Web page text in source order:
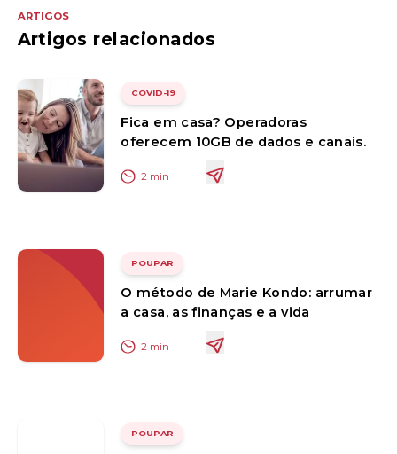
ARTIGOS
Artigos relacionados
COVID-19
Fica em casa? Operadoras
oferecem 10GB de dados e canais.
2 min
POUPAR
O método de Marie Kondo: arrumar
a casa, as finanças e a vida
2 min
POUPAR